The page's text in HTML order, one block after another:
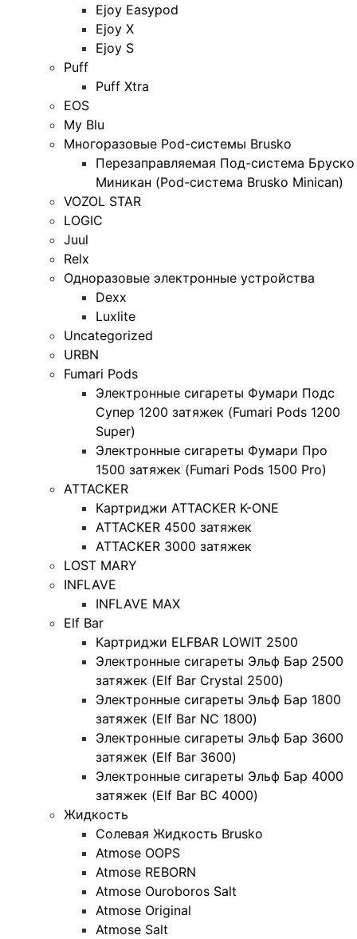
Ejoy Easypod
Ejoy X
Ejoy S
Puff
Puff Xtra
EOS
My Blu
Многоразовые Pod-системы Brusko
Перезаправляемая Под-система Бруско
Миникан (Pod-система Brusko Minican)
VOZOL STAR
LOGIC
Juul
Relx
Одноразовые электронные устройства
Dexx
Luxlite
Uncategorized
URBN
Fumari Pods
Электронные сигареты Фумари Подс
Супер 1200 затяжек (Fumari Pods 1200
Super)
Электронные сигареты Фумари Про
1500 затяжек (Fumari Pods 1500 Pro)
ATTACKER
Картриджи ATTACKER K-ONE
ATTACKER 4500 затяжек
ATTACKER 3000 затяжек
LOST MARY
INFLAVE
INFLAVE MAX
Elf Bar
Картриджи ELFBAR LOWIT 2500
Электронные сигареты Эльф Бар 2500
затяжек (Elf Bar Crystal 2500)
Электронные сигареты Эльф Бар 1800
затяжек (Elf Bar NC 1800)
Электронные сигареты Эльф Бар 3600
затяжек (Elf Bar 3600)
Электронные сигареты Эльф Бар 4000
затяжек (Elf Bar BC 4000)
Жидкость
Солевая Жидкость Brusko
Atmose OOPS
Atmose REBORN
Atmose Ouroboros Salt
Atmose Original
Atmose Salt